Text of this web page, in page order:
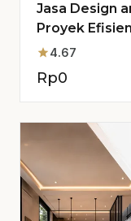
Jasa Design
Proyek Efisien
star4.67
Rp0